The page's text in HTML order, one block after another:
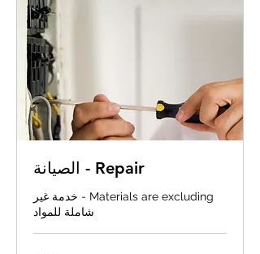
Repair - الصيانة
Materials are excluding - خدمة غير
شاملة للمواد